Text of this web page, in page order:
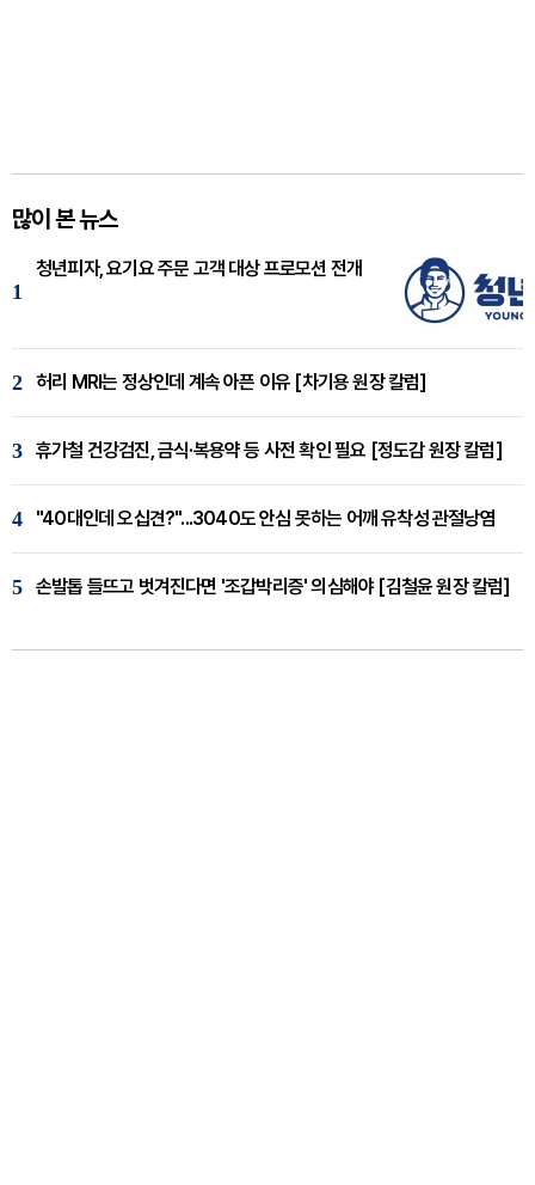
많이 본 뉴스
1
청년피자, 요기요 주문 고객 대상 프로모션 전개
2 허리 MRI는 정상인데 계속 아픈 이유 [차기용 원장 칼럼]
3 휴가철 건강검진, 금식·복용약 등 사전 확인 필요 [정도감 원장 칼럼]
4 "40대인데 오십견?"...3040도 안심 못하는 어깨 유착성 관절낭염
5 손발톱 들뜨고 벗겨진다면 '조갑박리증' 의심해야 [김철윤 원장 칼럼]